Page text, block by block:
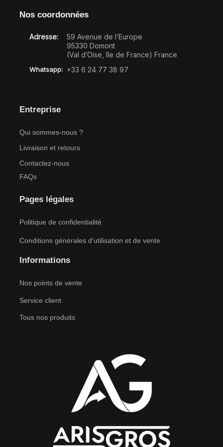
Nos coordonnées
Adresse:
59 Avenue de l’Europe
95330 Domont
(Val d’Oise, île de France) France
Whatsapp: +33 6 24 77 38 97
Entreprise
Qui sommes-nous ?
Livraison et retours
Contactez-nous
FAQs
Pages légales
Politique de confidentialité
Conditions générales d'utilisation et de vente
Informations
Nos points de vente
Service client
Tous nos produits